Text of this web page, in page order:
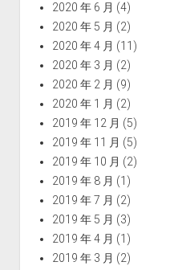
2020 年 6 月 (4)
2020 年 5 月 (2)
2020 年 4 月 (11)
2020 年 3 月 (2)
2020 年 2 月 (9)
2020 年 1 月 (2)
2019 年 12 月 (5)
2019 年 11 月 (5)
2019 年 10 月 (2)
2019 年 8 月 (1)
2019 年 7 月 (2)
2019 年 5 月 (3)
2019 年 4 月 (1)
2019 年 3 月 (2)